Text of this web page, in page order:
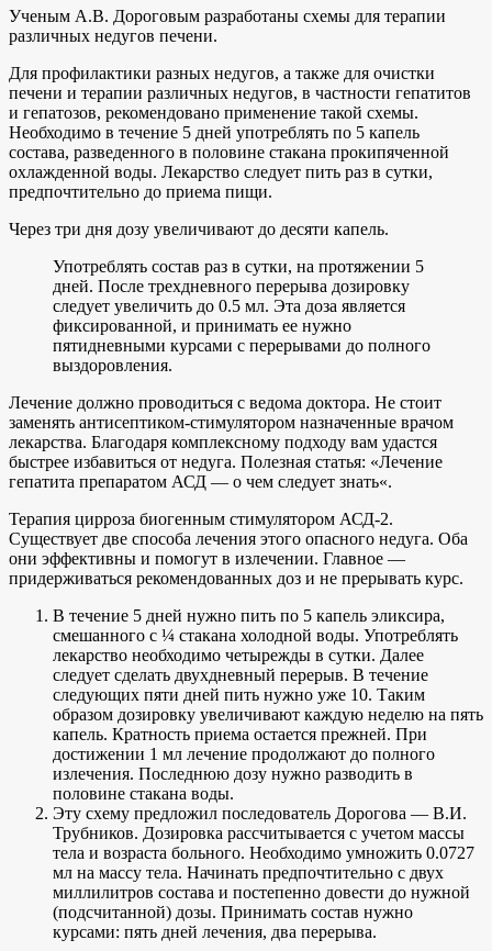
Ученым А.В. Дороговым разработаны схемы для терапии
различных недугов печени.
Для профилактики разных недугов, а также для очистки
печени и терапии различных недугов, в частности гепатитов
и гепатозов, рекомендовано применение такой схемы.
Необходимо в течение 5 дней употреблять по 5 капель
состава, разведенного в половине стакана прокипяченной
охлажденной воды. Лекарство следует пить раз в сутки,
предпочтительно до приема пищи.
Через три дня дозу увеличивают до десяти капель.
Употреблять состав раз в сутки, на протяжении 5
дней. После трехдневного перерыва дозировку
следует увеличить до 0.5 мл. Эта доза является
фиксированной, и принимать ее нужно
пятидневными курсами с перерывами до полного
выздоровления.
Лечение должно проводиться с ведома доктора. Не стоит
заменять антисептиком-стимулятором назначенные врачом
лекарства. Благодаря комплексному подходу вам удастся
быстрее избавиться от недуга. Полезная статья: «Лечение
гепатита препаратом АСД — о чем следует знать«.
Терапия цирроза биогенным стимулятором АСД-2.
Существует две способа лечения этого опасного недуга. Оба
они эффективны и помогут в излечении. Главное —
придерживаться рекомендованных доз и не прерывать курс.
В течение 5 дней нужно пить по 5 капель эликсира,
смешанного с ¼ стакана холодной воды. Употреблять
лекарство необходимо четырежды в сутки. Далее
следует сделать двухдневный перерыв. В течение
следующих пяти дней пить нужно уже 10. Таким
образом дозировку увеличивают каждую неделю на пять
капель. Кратность приема остается прежней. При
достижении 1 мл лечение продолжают до полного
излечения. Последнюю дозу нужно разводить в
половине стакана воды.
Эту схему предложил последователь Дорогова — В.И.
Трубников. Дозировка рассчитывается с учетом массы
тела и возраста больного. Необходимо умножить 0.0727
мл на массу тела. Начинать предпочтительно с двух
миллилитров состава и постепенно довести до нужной
(подсчитанной) дозы. Принимать состав нужно
курсами: пять дней лечения, два перерыва.